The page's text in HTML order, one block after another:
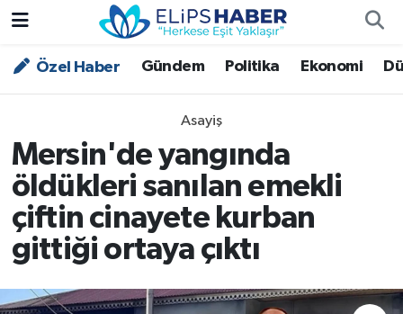
Özel Haber Gündem Politika Ekonomi
Asayiş
Mersin'de yangında
öldükleri sanılan emekli
çiftin cinayete kurban
gittiği ortaya çıktı
Özel Haber
Asayiş
Bilim - Teknoloji
Çevre - İklim
Dünya
Nöbetçi Eczaneler
Trafik Durumu
Süper Lig Puan Durumu ve Fikstür
Tüm Manşetler
Son Dakika Haberleri